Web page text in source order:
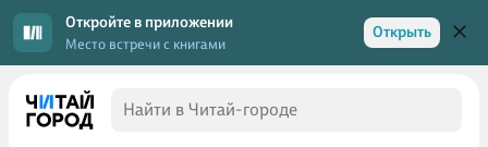
Откройте в приложении
Место встречи с книгами
Открыть